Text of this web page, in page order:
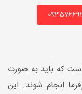
که باید به صورت
انجام شوند. این